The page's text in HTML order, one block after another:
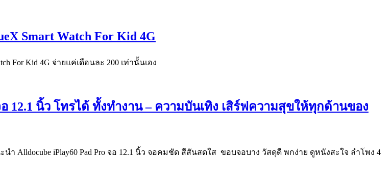
Smart Watch For Kid 4G
For Kid 4G จ่ายแค่เดือนละ 200 เท่านั้นเอง
12.1 นิ้ว โทรได้ ทั้งทำงาน – ความบันเทิง เสิร์ฟความสุขให้ทุกด้านของ
iPlay60 Pad Pro จอ 12.1 นิ้ว จอคมชัด สีสันสดใส ขอบจอบาง วัสดุดี พกง่าย ดูหนังสะใจ ลำโพง 4